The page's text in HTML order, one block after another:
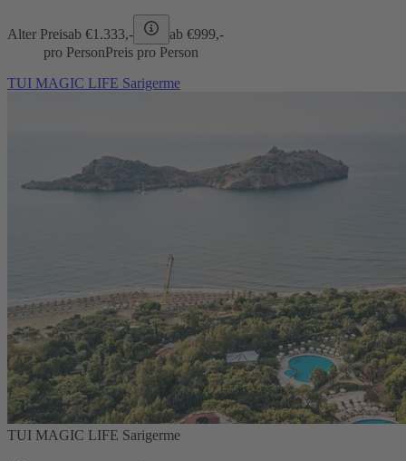
Alter Preisab €1.333,- ab €999,-
pro PersonPreis pro Person
TUI MAGIC LIFE Sarigerme
TUI MAGIC LIFE Sarigerme